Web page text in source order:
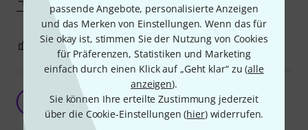
passende Angebote, personalisierte Anzeigen
und das Merken von Einstellungen. Wenn das für
Sie okay ist, stimmen Sie der Nutzung von Cookies
für Präferenzen, Statistiken und Marketing
einfach durch einen Klick auf „Geht klar“ zu (alle
anzeigen).
Sie können Ihre erteilte Zustimmung jederzeit
über die Cookie-Einstellungen (hier) widerrufen.
0 BEWERTUNG MELDEN
Gutes Stativ
Alex J 09.10.2020